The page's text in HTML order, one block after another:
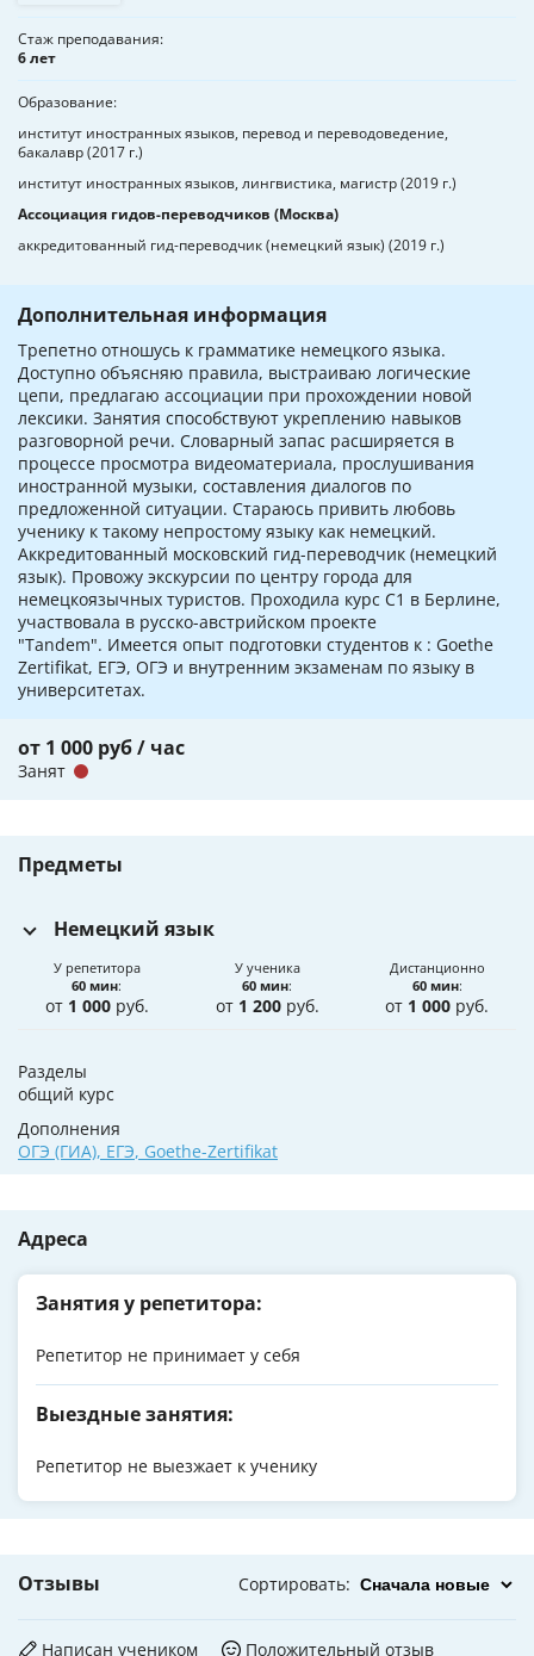
Стаж преподавания
6 лет
Образование
институт иностранных языков, перевод и переводоведение,
бакалавр (2017 г.)
институт иностранных языков, лингвистика, магистр (2019 г.)
Ассоциация гидов-переводчиков (Москва)
аккредитованный гид-переводчик (немецкий язык) (2019 г.)
Дополнительная информация
Трепетно отношусь к грамматике немецкого языка.
Доступно объясняю правила, выстраиваю логические
цепи, предлагаю ассоциации при прохождении новой
лексики. Занятия способствуют укреплению навыков
разговорной речи. Словарный запас расширяется в
процессе просмотра видеоматериала, прослушивания
иностранной музыки, составления диалогов по
предложенной ситуации. Стараюсь привить любовь
ученику к такому непростому языку как немецкий.
Аккредитованный московский гид-переводчик (немецкий
язык). Провожу экскурсии по центру города для
немецкоязычных туристов. Проходила курс C1 в Берлине,
участвовала в русско-австрийском проекте
"Tandem". Имеется опыт подготовки студентов к : Goethe
Zertifikat, ЕГЭ, ОГЭ и внутренним экзаменам по языку в
университетах.
от 1 000 руб / час
Занят
Предметы
Немецкий язык
У репетитора
60 мин:
от 1 000руб.
У ученика
60 мин:
от 1 200руб.
Дистанционно
60 мин:
от 1 000 руб.
Разделы
общий курс
Дополнения
ОГЭ (ГИА), ЕГЭ, Goethe-Zertifikat
Адреса
Занятия у репетитора:
Репетитор не принимает у себя
Выездные занятия:
Репетитор не выезжает к ученику
Отзывы Сортировать:
Написан учеником Положительный отзыв